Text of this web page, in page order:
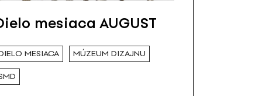
mesiaca AUGUST
MESIACA MÚZEUM DIZAJNU